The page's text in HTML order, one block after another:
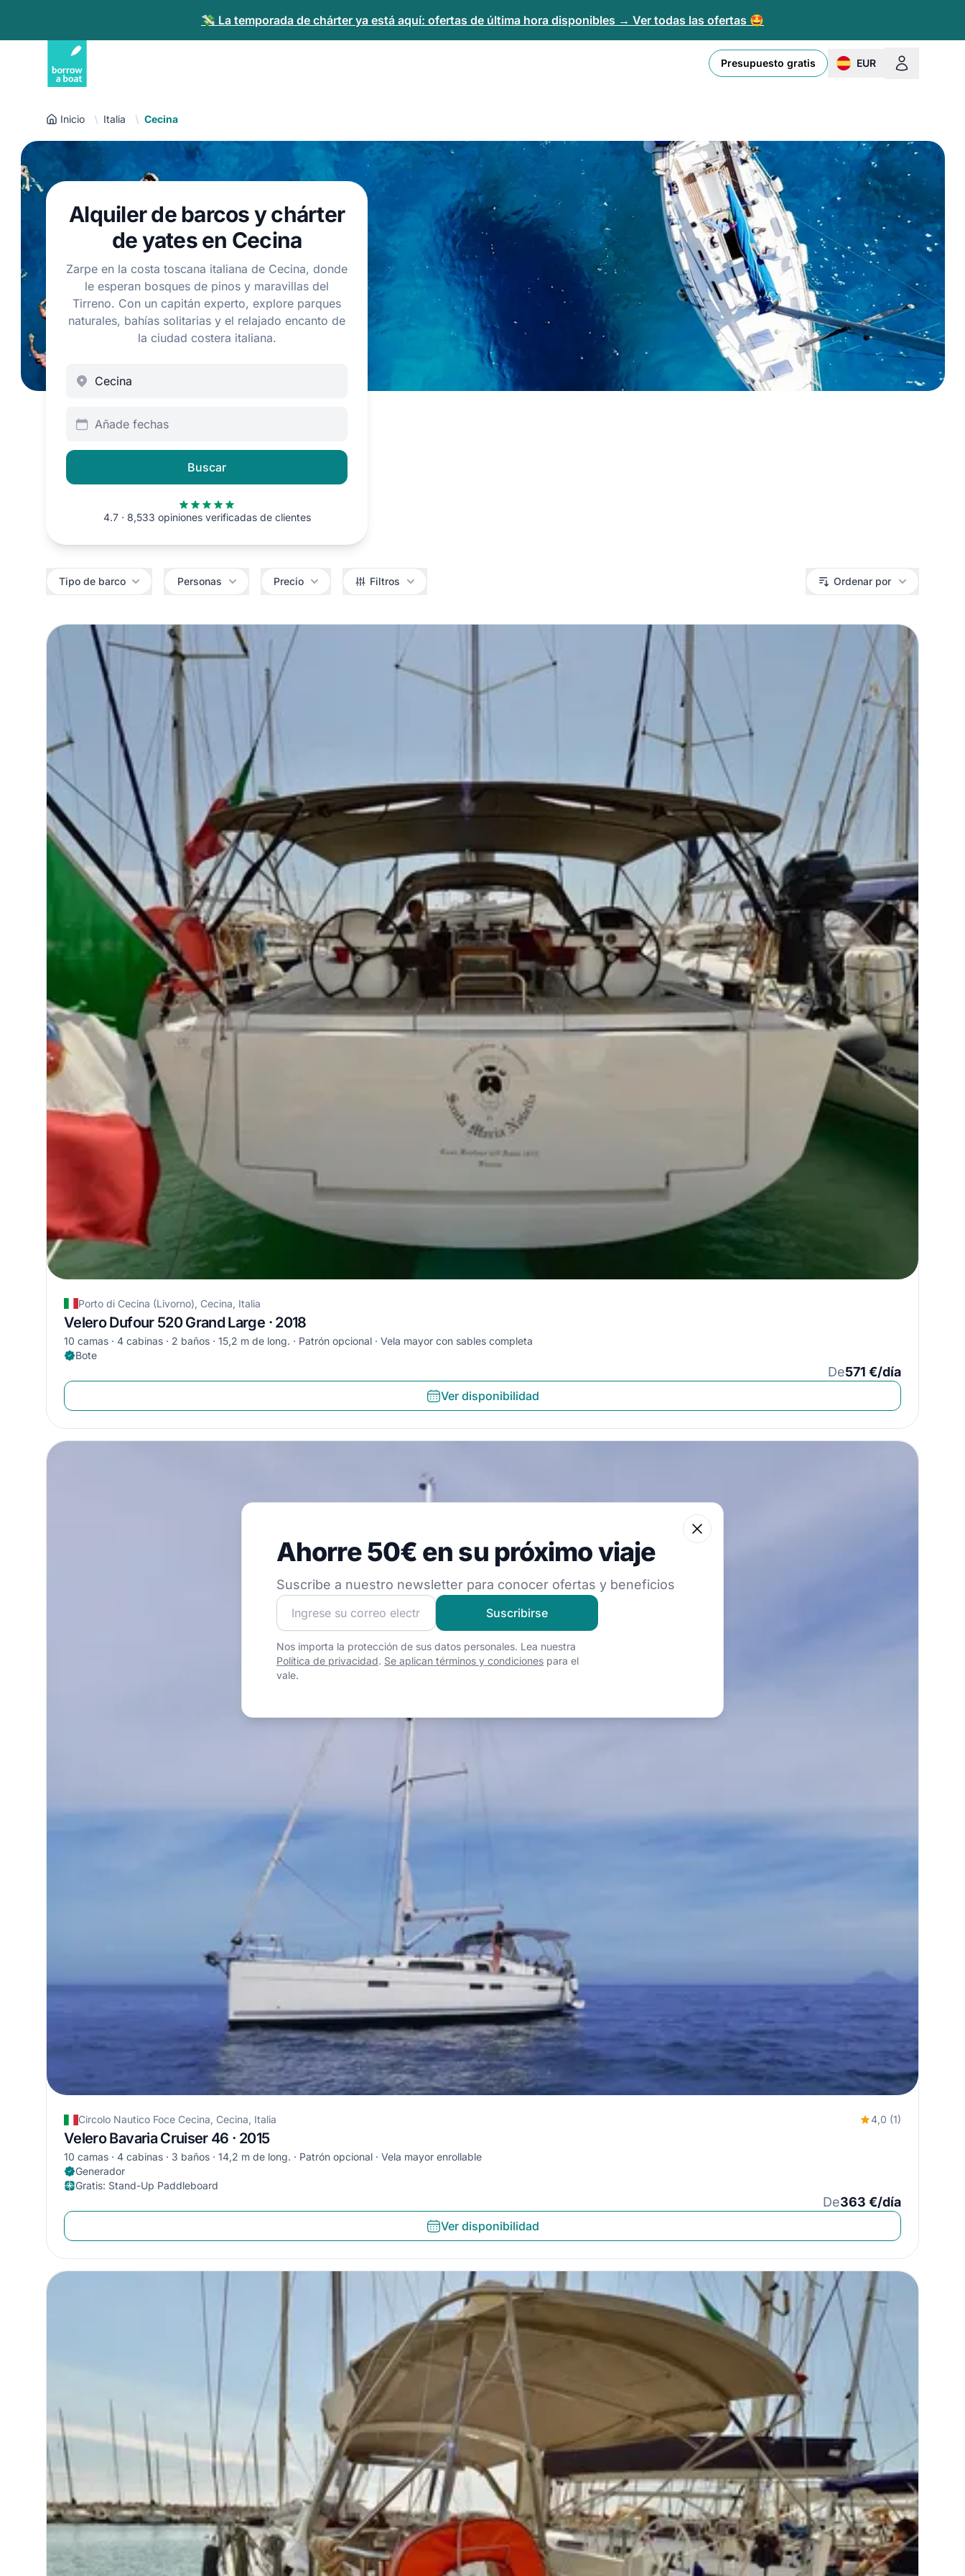
💸 La temporada de chárter ya está aquí: ofertas de última hora disponibles → Ver todas las ofertas 🤩
Presupuesto gratis EUR
change currency or
Inicio Italia Cecina
Alquiler de barcos y chárter
de yates en Cecina
Zarpe en la costa toscana italiana de Cecina, donde
le esperan bosques de pinos y maravillas del
Tirreno. Con un capitán experto, explore parques
naturales, bahías solitarias y el relajado encanto de
la ciudad costera italiana.
Añade fechas
Buscar
4.7 · 8,533 opiniones verificadas de clientes
Tipo de barco Personas Precio Filtros Ordenar por
Porto di Cecina (Livorno), Cecina, Italia
Velero Dufour 520 Grand Large · 2018
10 camas 4 cabinas 2 baños 15,2 m de long. Patrón opcional
Vela mayor con sables completa
Bote
De571 €/día
Ver disponibilidad
Circolo Nautico Foce Cecina, Cecina, Italia 4,0 (1)
Velero Bavaria Cruiser 46 · 2015
10 camas 4 cabinas 3 baños 14,2 m de long. Patrón opcional
Vela mayor enrollable
Generador
Gratis: Stand-Up Paddleboard
De363 €/día
Ver disponibilidad
Suscribe a nuestro newsletter para conocer ofertas y beneficios
Ahorre 50€ en su próximo viaje
Suscribe a nuestro newsletter para conocer ofertas y beneficios
Close
¡Únete a nuestra comunidad náutica y recibe contenido exclusivo de navegación!
Suscribirse
Nos importa la protección de sus datos personales. Lea nuestra
Política de privacidad. Se aplican términos y condiciones para el
vale.